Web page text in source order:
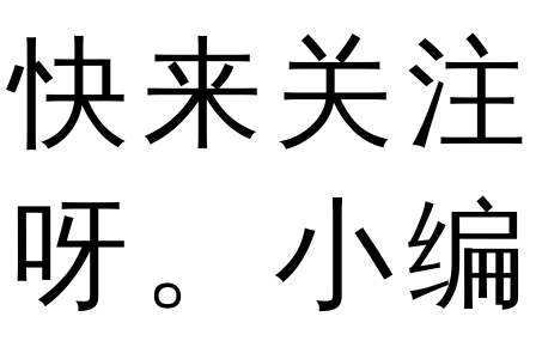
快来关注
呀。小编